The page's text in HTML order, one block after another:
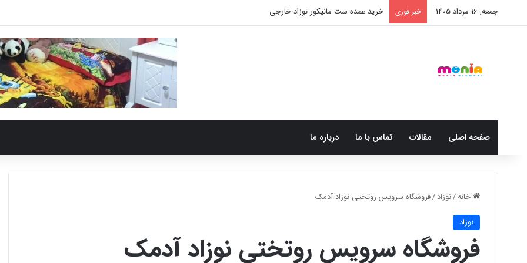
جمعه, 16 مرداد 1405 خبر فوری خرید عمده ست مانیکور نوزاد خارجی
صفحه اصلی مقالات تماس با ما درباره ما
خانه/نوزاد/فروشگاه سرویس روتختی نوزاد آدمک
نوزاد
فروشگاه سرویس روتختی نوزاد آدمک